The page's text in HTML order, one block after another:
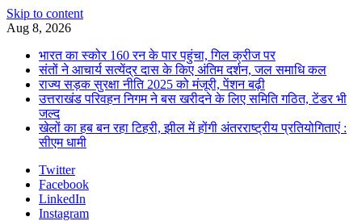
Skip to content
Aug 8, 2026
भारत का स्कोर 160 रन के पार पहुंचा, गिल क्रीज पर
संतों ने आचार्य सत्येंद्र दास के किए अंतिम दर्शन, जल समाधि कल
राज्य सड़क सुरक्षा नीति 2025 को मंजूरी, पेंशन बढ़ी
उत्तराखंड परिवहन निगम ने बस खरीदने के लिए समिति गठित, टेंडर भी
जल्द
खेलों का हब बन रहा टिहरी, झील में होंगी अंतरराष्ट्रीय प्रतियोगिताएं :
सीएम धामी
Twitter
Facebook
LinkedIn
Instagram